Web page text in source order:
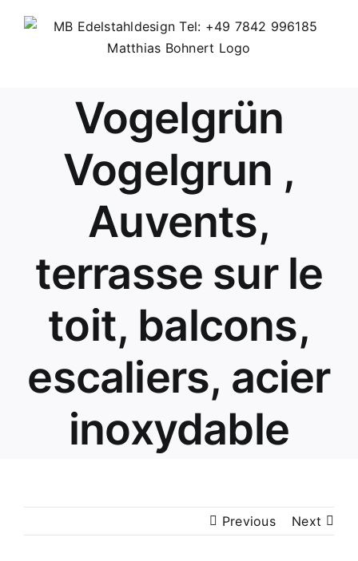
Vogelgrün
Vogelgrun ,
Auvents,
terrasse sur le
toit, balcons,
escaliers, acier
inoxydable
Previous Next